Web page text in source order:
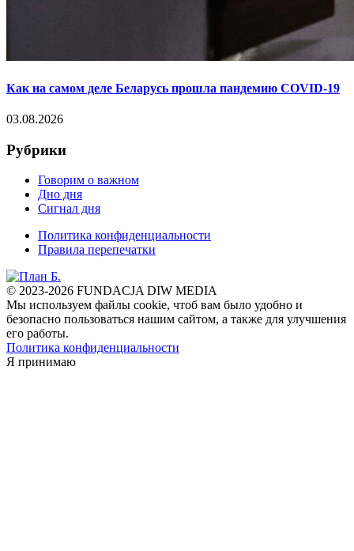
Как на самом деле Беларусь прошла пандемию COVID-19
03.08.2026
Рубрики
Говорим о важном
Дно дня
Сигнал дня
Политика конфиденциальности
Правила перепечатки
© 2023-2026 FUNDACJA DIW MEDIA
Мы используем файлы cookie, чтоб вам было удобно и
безопасно пользоваться нашим сайтом, а также для улучшения
его работы.
Политика конфиденциальности
Я принимаю